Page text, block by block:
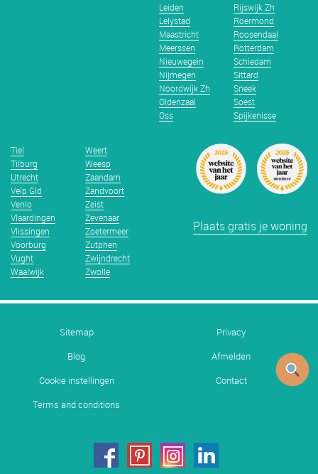
Leiden
Lelystad
Maastricht
Meerssen
Nieuwegein
Nijmegen
Noordwijk Zh
Oldenzaal
Oss
Rijswijk Zh
Roermond
Roosendaal
Rotterdam
Schiedam
Sittard
Sneek
Soest
Spijkenisse
Tiel
Tilburg
Utrecht
Velp Gld
Venlo
Vlaardingen
Vlissingen
Voorburg
Vught
Waalwijk
Weert
Weesp
Zaandam
Zandvoort
Zeist
Zevenaar
Zoetermeer
Zutphen
Zwijndrecht
Zwolle
Plaats gratis je woning
Sitemap
Privacy
Blog
Afmelden
Cookie instellingen
Contact
Terms and conditions